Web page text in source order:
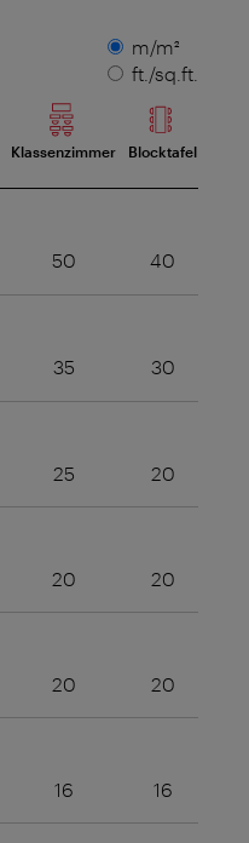
Maßeinheit
m/m²
ft./sq.ft.
Klassenzimmer Blocktafel
50 40
35 30
25 20
20 20
20 20
16 16